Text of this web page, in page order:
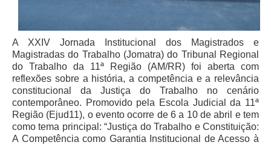
Comissão de Ética
Comitê de Priorização do Primeiro Grau
Comissão de Uniformização de Jurisprudência
Comitê de Gestão de Pessoas
Comissão de Vitaliciamento
Comitê de Atenção Integral à Saúde de Magistrados e
Servidores
A XXIV Jornada Institucional dos Magistrados e
Magistradas do Trabalho (Jomatra) do Tribunal Regional
do Trabalho da 11ª Região (AM/RR) foi aberta com
reflexões sobre a história, a competência e a relevância
constitucional da Justiça do Trabalho no cenário
contemporâneo. Promovido pela Escola Judicial da 11ª
Região (Ejud11), o evento ocorre de 6 a 10 de abril e tem
como tema principal: “Justiça do Trabalho e Constituição:
A Competência como Garantia Institucional de Acesso à